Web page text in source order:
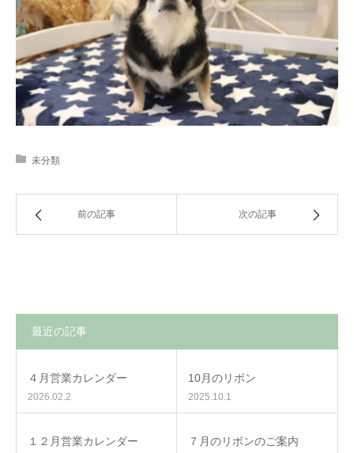
未分類
前の記事 次の記事
最近の記事
４月営業カレンダー
2026.02.2
10月のリボン
2025.10.1
１２月営業カレンダー ７月のリボンのご案内